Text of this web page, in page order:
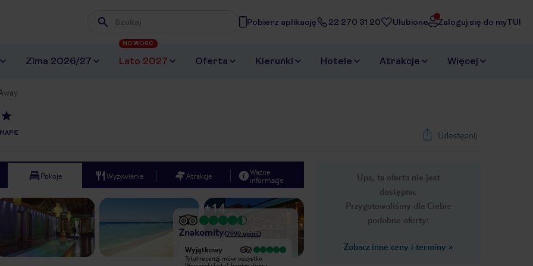
Wpisz frazę, której szukasz
Pobierz aplikację 22 270 31 20 Ulubione Zaloguj się do myTUI
Zima 2026/27 Lato 2027
NOWOŚĆ
Oferta Kierunki Hotele Atrakcje Więcej
Udostępnij
Ups, ta oferta nie jest
dostępna.
Przygotowaliśmy dla Ciebie
podobne oferty:
Zobacz inne ceny i terminy »
Pokoje Wyżywienie Atrakcje
Ważne
informacje
Next slide
1/20
+14
Znakomity(7990 opinii)
Wyjątkowy
Piękny hotel. Najpiękniejsza plaża na
Wyjątkowy
Tytuł recenzji mówi wszystko
Bardzo dobry Wyjątkowy